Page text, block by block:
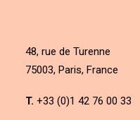
48, rue de Turenne
75003, Paris, France
T. +33 (0)1 42 76 00 33